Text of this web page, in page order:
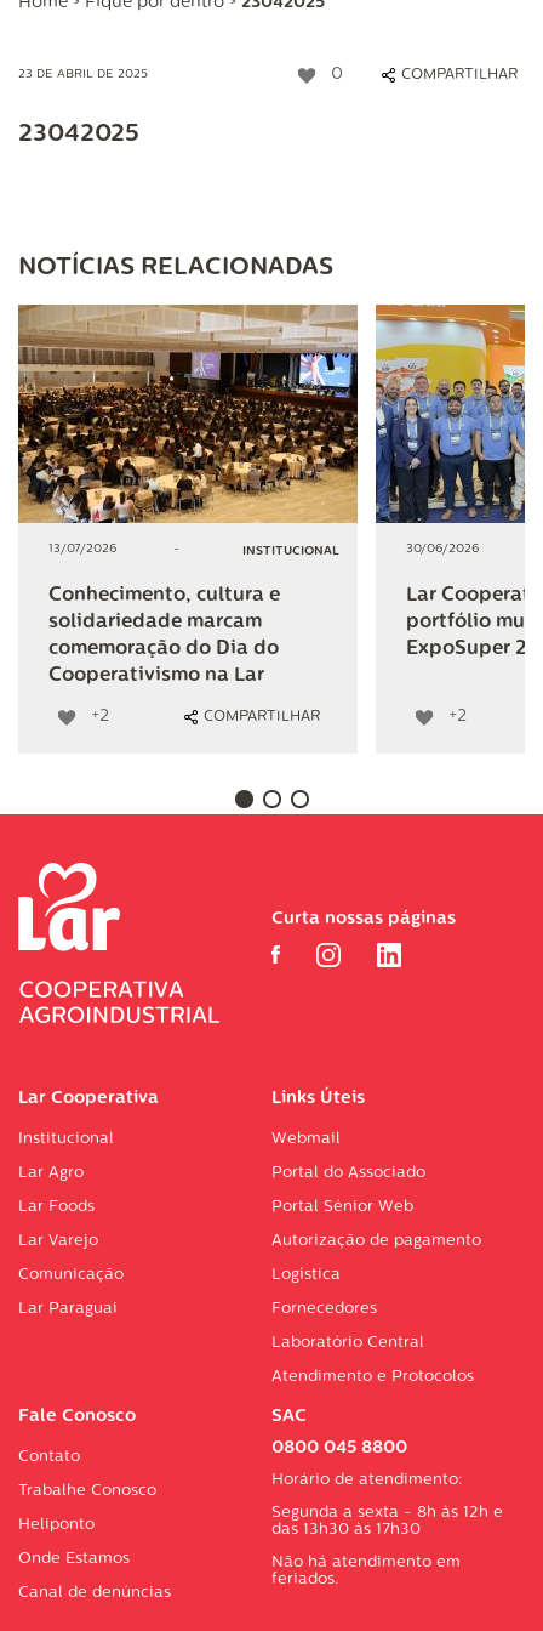
23 DE ABRIL DE 2025 0 COMPARTILHAR
23042025
NOTÍCIAS RELACIONADAS
13/07/2026 - INSTITUCIONAL
Conhecimento, cultura e
solidariedade marcam
comemoração do Dia do
Cooperativismo na Lar
+2 COMPARTILHAR
30/06/2026
Lar
portfólio
ExpoSuper
+2
Lar Cooperativa
Institucional
Lar Agro
Lar Foods
Lar Varejo
Comunicação
Lar Paraguai
Links Úteis
Webmail
Portal do Associado
Portal Sénior Web
Autorização de pagamento
Logística
Fornecedores
Laboratório Central
Atendimento e Protocolos
Fale Conosco
Contato
Trabalhe Conosco
Heliponto
Onde Estamos
Canal de denúncias
SAC
0800 045 8800
Horário de atendimento:
Segunda a sexta - 8h às 12h e
das 13h30 às 17h30
Não há atendimento em
feriados.
Curta nossas páginas